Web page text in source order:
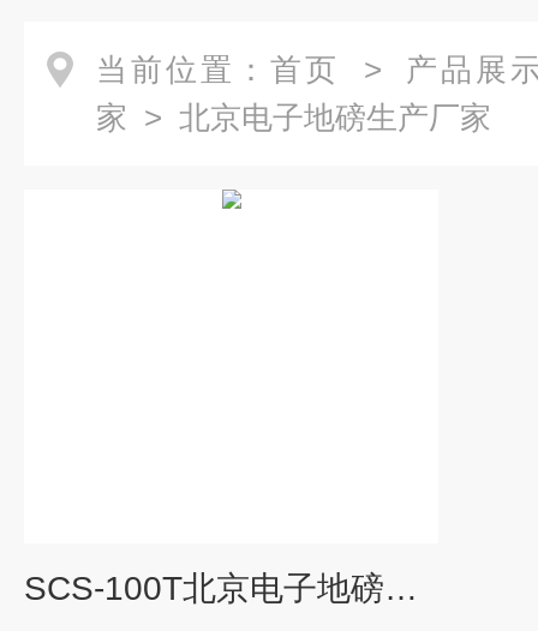
当前位置： 首页 > 产品展
家 > 北京电子地磅生产厂家
SCS-100T北京电子地磅生产厂家